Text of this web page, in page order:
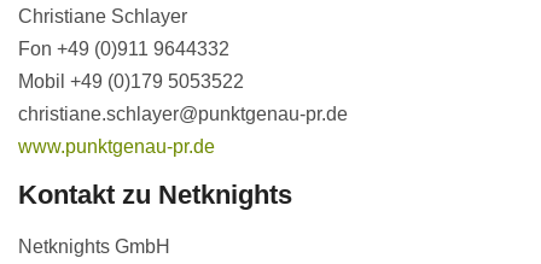
Christiane Schlayer
Fon +49 (0)911 9644332
Mobil +49 (0)179 5053522
christiane.schlayer@punktgenau-pr.de
www.punktgenau-pr.de
Kontakt zu Netknights
Netknights GmbH